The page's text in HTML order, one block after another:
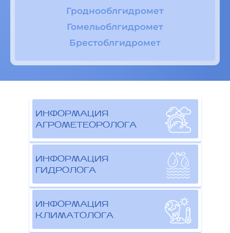
Гроднооблгидромет
Гомельоблгидромет
Брестоблгидромет
ИНФОРМАЦИЯ
АГРОМЕТЕОРОЛОГА
ИНФОРМАЦИЯ
ГИДРОЛОГА
ИНФОРМАЦИЯ
КЛИМАТОЛОГА